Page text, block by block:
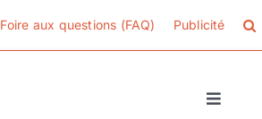
Foire aux questions (FAQ) Publicité
Toggle